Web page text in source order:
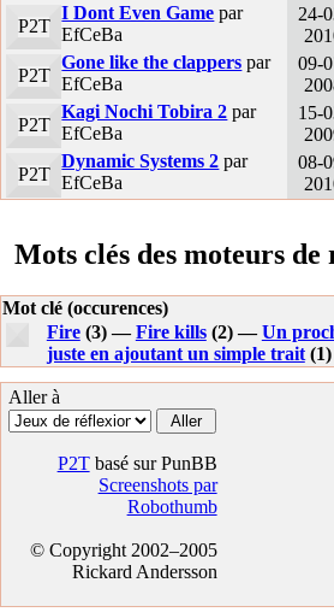
P2T
I Dont Even Game par
EfCeBa
24-
P2T
Gone like the clappers par
EfCeBa
09-
P2T
Kagi Nochi Tobira 2 par
EfCeBa
15-
P2T
Dynamic Systems 2 par
EfCeBa
08-
Mots clés des moteurs de
Mot clé (occurences)
Fire(3) —Fire kills(2) —Un
juste en ajoutant un simple trait
Aller à
P2Tbasé sur PunBB
Screenshots par
Robothumb
© Copyright 2002–2005
Rickard Andersson